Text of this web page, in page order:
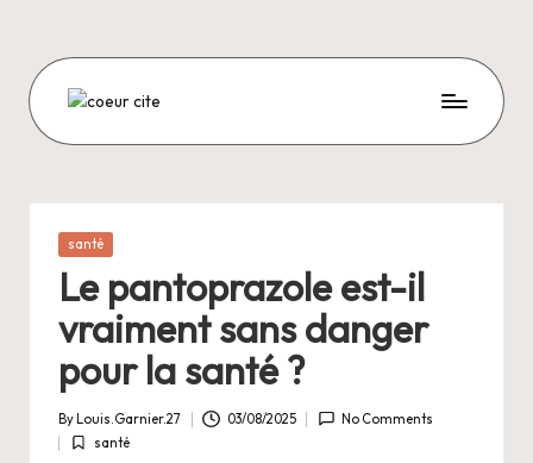
content
C
E
U
R
C
I
T
E
Posted
santé
Le pantoprazole est-il
vraiment sans danger
pour la santé ?
Posted
by
By Louis.Garnier.27 03/08/2025 No Comments
Posted
santé